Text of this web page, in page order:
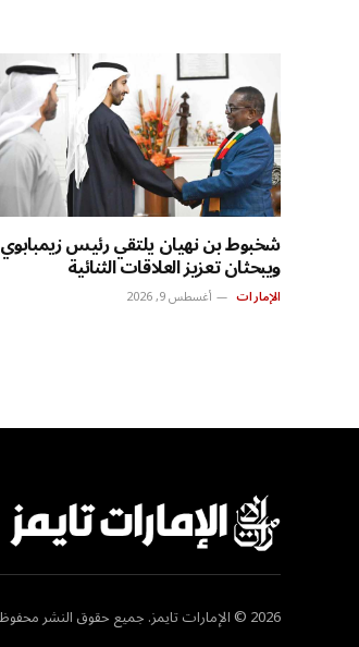
شخبوط بن نهيان يلتقي رئيس زيمبابوي
ويبحثان تعزيز العلاقات الثنائية
الإمارات أغسطس 9, 2026
2026 © الإمارات تايمز. جميع حقوق النشر محفوظة.